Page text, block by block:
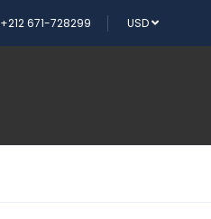
+212 671-728299 USD